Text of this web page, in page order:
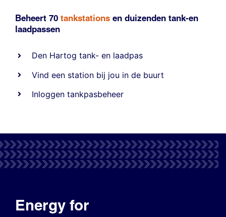
Beheert 70 tankstations en duizenden tank-en
laadpassen
Den Hartog tank- en laadpas
Vind een station bij jou in de buurt
Inloggen tankpasbeheer
Energy for